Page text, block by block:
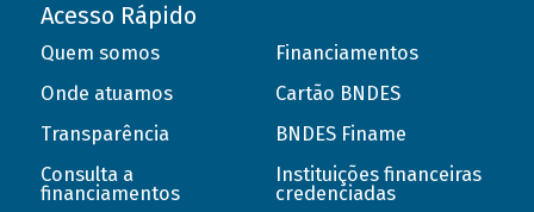
Acesso Rápido
Quem somos
Onde atuamos
Transparência
Consulta a
financiamentos
Financiamentos
Cartão BNDES
BNDES Finame
Instituições financeiras
credenciadas